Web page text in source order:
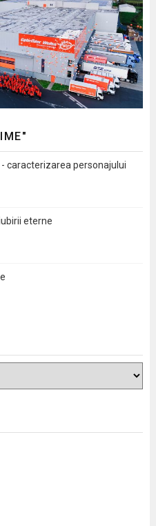
caracterizarea personajului
eterne